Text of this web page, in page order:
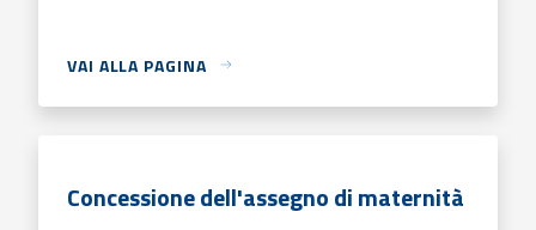
VAI ALLA PAGINA
Concessione dell'assegno di maternità